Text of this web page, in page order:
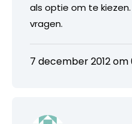
als optie om te
vragen.
7 december 2012 om